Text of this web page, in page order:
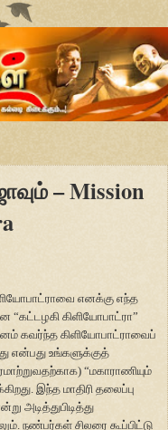
– Mission
எனக்கு எந்த
“கட்டழகி கிளியோபாட்ரா”
கவர்ந்த கிளியோபாட்ராவைப்
என்பது உங்களுக்குத்
“மகாராணியும்
இந்த மாதிரி தலைப்பு
அடித்துபிடித்து
நண்பர்கள் சிலரை கூப்பிட்டு